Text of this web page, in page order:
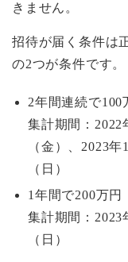
きません。
招待が届く条件は
の2つが条件です。
2年間連続で100
集計期間：2022
（金）、2023
（日）
1年間で200万円
集計期間：2023
（日）